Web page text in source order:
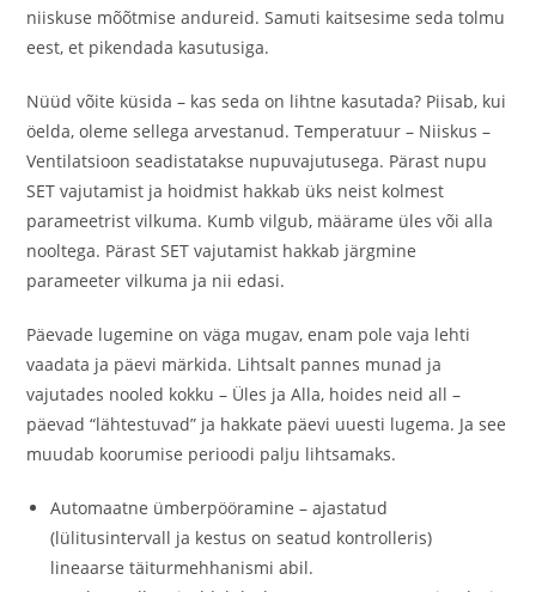
niiskuse mõõtmise andureid. Samuti kaitsesime seda tolmu
eest, et pikendada kasutusiga.
Nüüd võite küsida – kas seda on lihtne kasutada? Piisab, kui
öelda, oleme sellega arvestanud. Temperatuur – Niiskus –
Ventilatsioon seadistatakse nupuvajutusega. Pärast nupu
SET vajutamist ja hoidmist hakkab üks neist kolmest
parameetrist vilkuma. Kumb vilgub, määrame üles või alla
nooltega. Pärast SET vajutamist hakkab järgmine
parameeter vilkuma ja nii edasi.
Päevade lugemine on väga mugav, enam pole vaja lehti
vaadata ja päevi märkida. Lihtsalt pannes munad ja
vajutades nooled kokku – Üles ja Alla, hoides neid all –
päevad “lähtestuvad” ja hakkate päevi uuesti lugema. Ja see
muudab koorumise perioodi palju lihtsamaks.
Automaatne ümberpööramine – ajastatud
(lülitusintervall ja kestus on seatud kontrolleris)
lineaarse täiturmehhanismi abil.